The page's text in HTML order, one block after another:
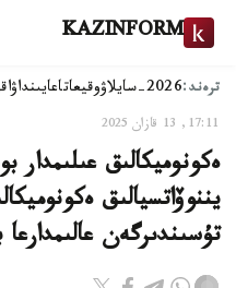
KAZINFORM
ترەند:2026-سايلاۋ وقيعاتاعايىنداۋ
17:11, 13 قازان 2025
ەكونوميكالىق عىلىمدار
يننوۆاتسيالىق
تۇسىندىرگەن